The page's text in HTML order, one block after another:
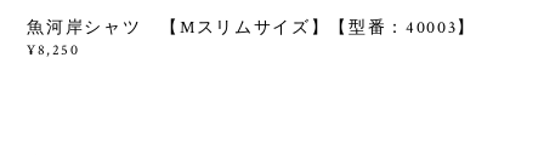
魚河岸シャツ 【Mスリムサイズ】【型番：40003】
¥8,250